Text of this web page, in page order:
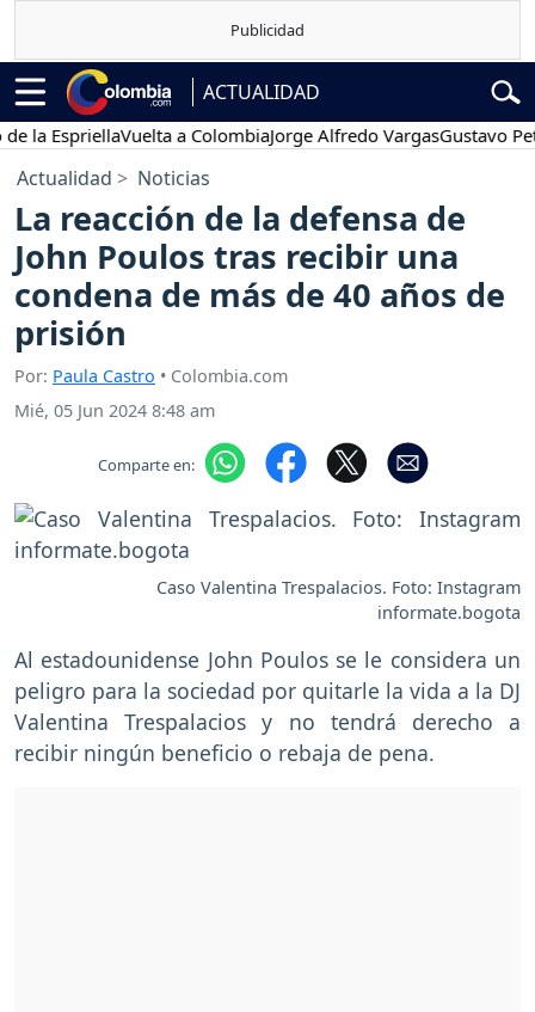
ACTUALIDAD
EspriellaVuelta a ColombiaJorge Alfredo VargasGustavo Petro
Actualidad Noticias
La reacción de la defensa de
John Poulos tras recibir una
condena de más de 40 años de
prisión
Por: Paula Castro • Colombia.com
Mié, 05 Jun 2024 8:48 am
Comparte en:
Caso Valentina Trespalacios. Foto: Instagram
informate.bogota
Al estadounidense John Poulos se le considera un
peligro para la sociedad por quitarle la vida a la DJ
Valentina Trespalacios y no tendrá derecho a
recibir ningún beneficio o rebaja de pena.